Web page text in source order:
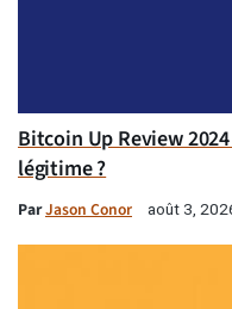
Bitcoin Up Review
légitime ?
ParJason Conor août 3,